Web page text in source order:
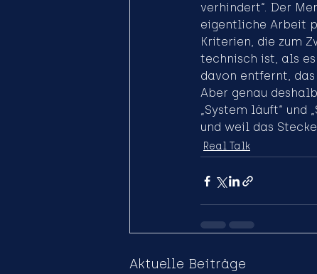
verhindert“. Der
eigentliche Arbeit
Kriterien, die zum
technisch ist, als
davon entfernt,
Aber genau
„System läuft“
und weil das
Real Talk
Aktuelle Beiträge